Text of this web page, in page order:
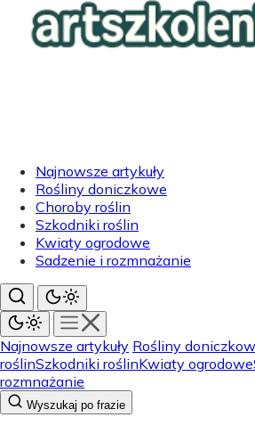
Najnowsze artykuły
Rośliny doniczkowe
Choroby roślin
Szkodniki roślin
Kwiaty ogrodowe
Sadzenie i rozmnażanie
Najnowsze artykuły Rośliny
roślinSzkodniki roślinKwiaty ogrodowe
rozmnażanie
Wyszukaj po frazie